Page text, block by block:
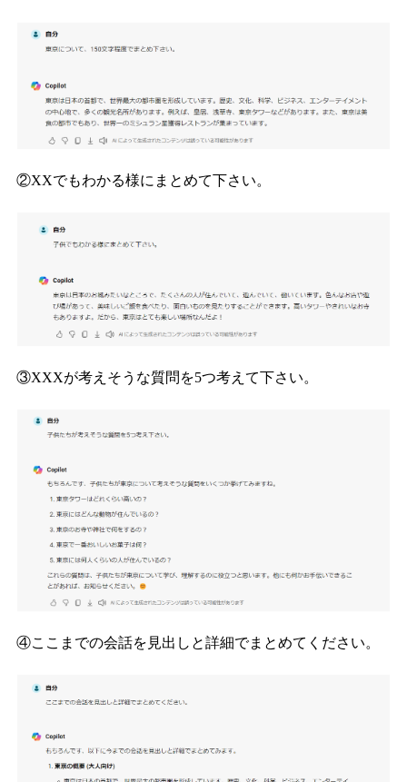
②XXでもわかる様にまとめて下さい。
③XXXが考えそうな質問を5つ考えて下さい。
④ここまでの会話を見出しと詳細でまとめてください。